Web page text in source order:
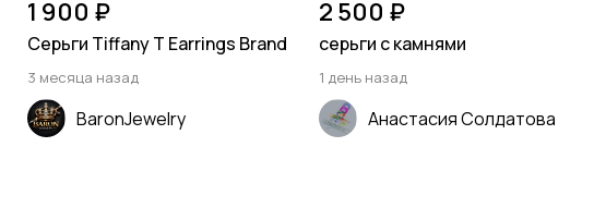
1 900 ₽
Серьги Tiffany T Earrings Brand
3 месяца назад
BaronJewelry
2 500 ₽
серьги с камнями
1 день назад
Анастасия Солдатова